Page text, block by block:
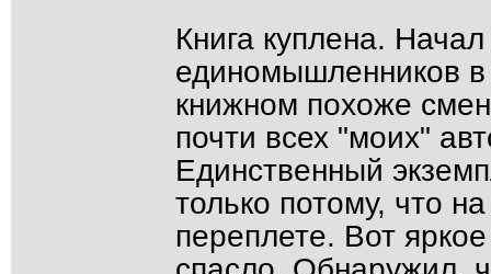
Книга куплена.
единомышленников
книжном похоже
почти всех "моих"
Единственный
только потому, что
переплете. Вот